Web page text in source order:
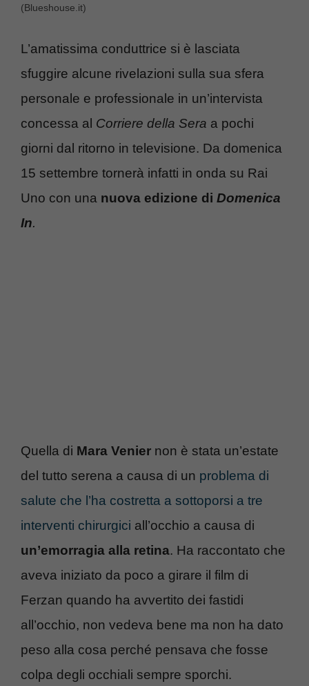
(Blueshouse.it)
L’amatissima conduttrice si è lasciata
sfuggire alcune rivelazioni sulla sua sfera
personale e professionale in un’intervista
concessa al Corriere della Sera a pochi
giorni dal ritorno in televisione. Da domenica
15 settembre tornerà infatti in onda su Rai
Uno con una nuova edizione di Domenica
In.
Quella di Mara Venier non è stata un’estate
del tutto serena a causa di un problema di
salute che l’ha costretta a sottoporsi a tre
interventi chirurgici all’occhio a causa di
un’emorragia alla retina. Ha raccontato che
aveva iniziato da poco a girare il film di
Ferzan quando ha avvertito dei fastidi
all’occhio, non vedeva bene ma non ha dato
peso alla cosa perché pensava che fosse
colpa degli occhiali sempre sporchi.